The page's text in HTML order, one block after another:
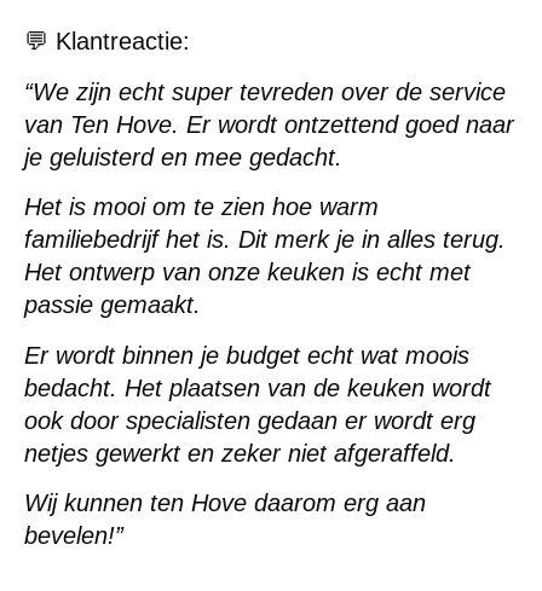
💬 Klantreactie:
“We zijn echt super tevreden over de service
van Ten Hove. Er wordt ontzettend goed naar
je geluisterd en mee gedacht.
Het is mooi om te zien hoe warm
familiebedrijf het is. Dit merk je in alles terug.
Het ontwerp van onze keuken is echt met
passie gemaakt.
Er wordt binnen je budget echt wat moois
bedacht. Het plaatsen van de keuken wordt
ook door specialisten gedaan er wordt erg
netjes gewerkt en zeker niet afgeraffeld.
Wij kunnen ten Hove daarom erg aan
bevelen!”